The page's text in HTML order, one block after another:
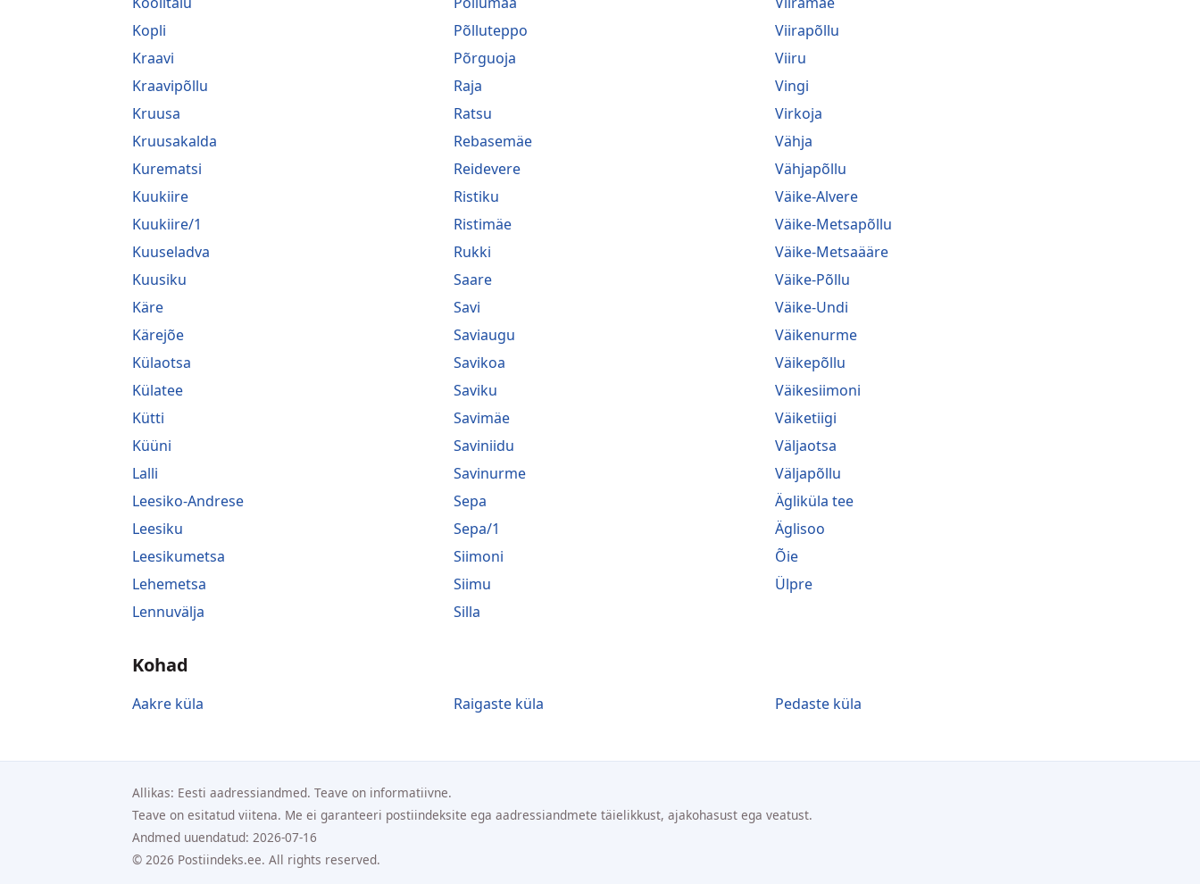
Kopli
Kraavi
Kraavipõllu
Kruusa
Kruusakalda
Kurematsi
Kuukiire
Kuukiire/1
Kuuseladva
Kuusiku
Käre
Kärejõe
Külaotsa
Külatee
Kütti
Küüni
Lalli
Leesiko-Andrese
Leesiku
Leesikumetsa
Lehemetsa
Lennuvälja
Põlluteppo
Põrguoja
Raja
Ratsu
Rebasemäe
Reidevere
Ristiku
Ristimäe
Rukki
Saare
Savi
Saviaugu
Savikoa
Saviku
Savimäe
Saviniidu
Savinurme
Sepa
Sepa/1
Siimoni
Siimu
Silla
Viirapõllu
Viiru
Vingi
Virkoja
Vähja
Vähjapõllu
Väike-Alvere
Väike-Metsapõllu
Väike-Metsaääre
Väike-Põllu
Väike-Undi
Väikenurme
Väikepõllu
Väikesiimoni
Väiketiigi
Väljaotsa
Väljapõllu
Ägliküla tee
Äglisoo
Õie
Ülpre
Kohad
Aakre küla Raigaste küla Pedaste küla
Allikas: Eesti aadressiandmed. Teave on informatiivne.
Teave on esitatud viitena. Me ei garanteeri postiindeksite ega aadressiandmete täielikkust, ajakohasust ega veatust.
Andmed uuendatud: 2026-07-16
© 2026 Postiindeks.ee. All rights reserved.